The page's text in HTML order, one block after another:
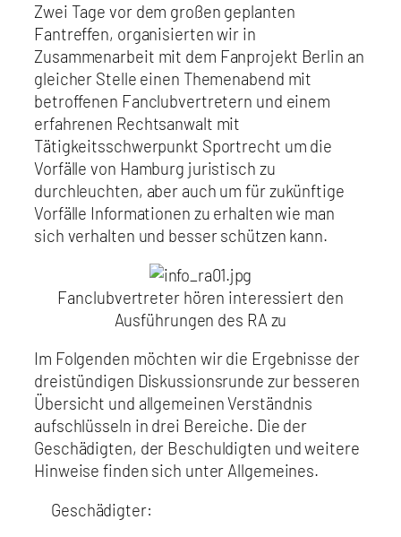
Zwei Tage vor dem großen geplanten
Fantreffen, organisierten wir in
Zusammenarbeit mit dem Fanprojekt Berlin an
gleicher Stelle einen Themenabend mit
betroffenen Fanclubvertretern und einem
erfahrenen Rechtsanwalt mit
Tätigkeitsschwerpunkt Sportrecht um die
Vorfälle von Hamburg juristisch zu
durchleuchten, aber auch um für zukünftige
Vorfälle Informationen zu erhalten wie man
sich verhalten und besser schützen kann.
Fanclubvertreter hören interessiert den
Ausführungen des RA zu
Im Folgenden möchten wir die Ergebnisse der
dreistündigen Diskussionsrunde zur besseren
Übersicht und allgemeinen Verständnis
aufschlüsseln in drei Bereiche. Die der
Geschädigten, der Beschuldigten und weitere
Hinweise finden sich unter Allgemeines.
Geschädigter: